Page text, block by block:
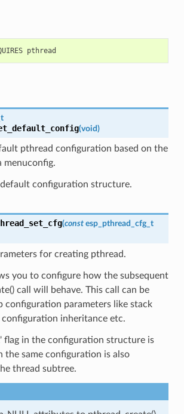
(void)
pthread configuration based on the
menuconfig.
configuration structure.
(const esp_pthread_cfg_t
for creating pthread.
you to configure how the subsequent
call will behave. This call can be
configuration parameters like stack
inheritance etc.
flag in the configuration structure is
the same configuration is also
thread subtree.